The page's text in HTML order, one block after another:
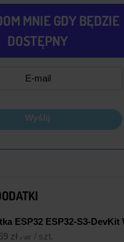
MNIE GDY BĘDZIE
DOSTĘPNY
Wyślij
ESP32 ESP32-S3-DevKit
zł z VAT / szt.